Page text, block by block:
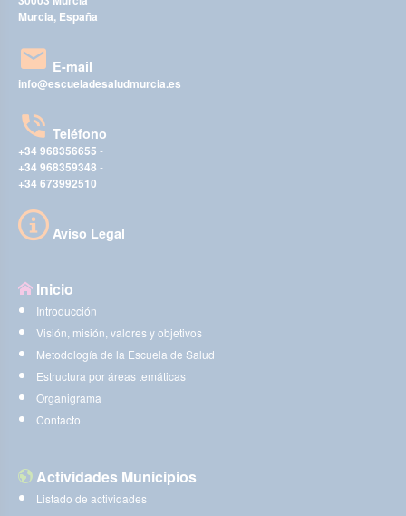
Murcia, España
E-mail
info@escueladesaludmurcia.es
Teléfono
+34 968356655 -
+34 968359348 -
+34 673992510
Aviso Legal
Inicio
Introducción
Visión, misión, valores y objetivos
Metodología de la Escuela de Salud
Estructura por áreas temáticas
Organigrama
Contacto
Actividades Municipios
Listado de actividades